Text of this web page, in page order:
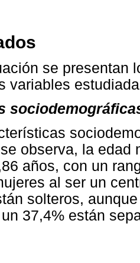
se presentan
variables
observa, la edad
años, con un
al ser un
solteros,
37,4% están